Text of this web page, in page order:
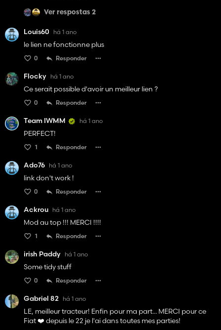
Ver respostas 2
Louis60 há 1 ano
le lien ne fonctionne plus
0 Responder
Flocky há 1 ano
Ce serait possible d'avoir un meilleur lien ?
0 Responder
Team IWMM há 1 ano
PERFECT!
1 Responder
Ado76 há 1 ano
link don't work !
0 Responder
Ackrou há 1 ano
Mod au top !!! MERCI !!!!
1 Responder
irish Paddy há 1 ano
Some tidy stuff
0 Responder
Gabriel 82 há 1 ano
LE, meilleur tracteur! Enfin pour ma part... MERCI pour ce
Fiat ❤️ depuis le 22 je l'ai dans toutes mes parties!